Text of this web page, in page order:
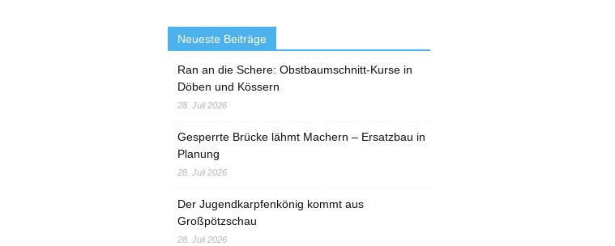
Neueste Beiträge
Ran an die Schere: Obstbaumschnitt-Kurse in
Döben und Kössern
28. Juli 2026
Gesperrte Brücke lähmt Machern – Ersatzbau in
Planung
28. Juli 2026
Der Jugendkarpfenkönig kommt aus
Großpötzschau
28. Juli 2026